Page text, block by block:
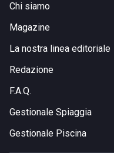
Chi siamo
Magazine
La nostra linea editoriale
Redazione
F.A.Q.
Gestionale Spiaggia
Gestionale Piscina